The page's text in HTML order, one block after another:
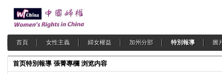
首頁 女性主義 婦女權益 加州分部 特別報導 圖
首页特別報導 張菁專欄 浏览内容